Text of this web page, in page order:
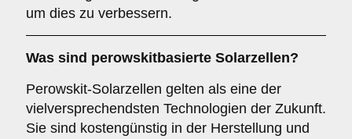
um dies zu verbessern.
Was sind perowskitbasierte Solarzellen?
Perowskit-Solarzellen gelten als eine der
vielversprechendsten Technologien der Zukunft.
Sie sind kostengünstig in der Herstellung und